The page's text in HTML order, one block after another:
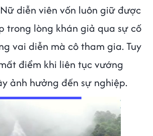
diễn viên vốn luôn giữ được
trong lòng khán giả qua sự cố
vai diễn mà cô tham gia. Tuy
điểm khi liên tục vướng
ảnh hưởng đến sự nghiệp.